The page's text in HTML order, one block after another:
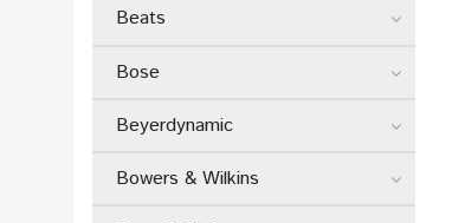
Beats
Bose
Beyerdynamic
Bowers & Wilkins